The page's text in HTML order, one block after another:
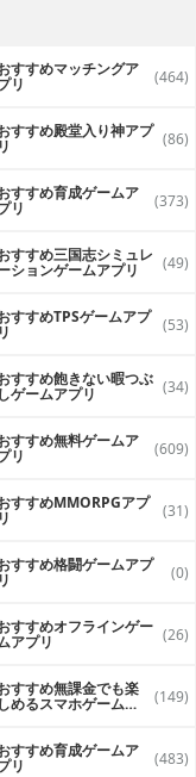
すすめマッチングア
リ (464)
すすめ殿堂入り神アプ
リ (86)
すすめ育成ゲームア
リ (373)
すすめ三国志シミュレ
ションゲームアプリ (49)
すすめTPSゲームアプ
リ (53)
すすめ飽きない暇つぶ
しゲームアプリ (34)
すすめ無料ゲームア
リ (609)
すすめ MMORPGアプ
リ (31)
すすめ格闘ゲームアプ
リ (0)
すすめオフラインゲー
アプリ (26)
すすめ無課金でも楽
しめるスマホゲームア (149)
すすめ育成ゲームア
リ (483)